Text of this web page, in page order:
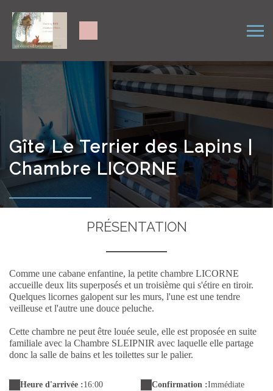
Gîte Le Terrier des Lapins |
Chambre LICORNE
PRÉSENTATION
Comme une cabane enfantine, la petite chambre LICORNE
accueille deux lits superposés et un troisième qui s'étire en tiroir.
Quelques licornes galopent sur les murs, l'une est une tendre
veilleuse et l'autre une douce peluche.
Cette chambre ne peut être louée seule, elle est proposée en suite
familiale avec la Chambre SLEIPNIR avec laquelle elle partage
donc la salle de bains et les toilettes sur le palier.
Heure d'arrivée :16:00
Confirmation :Immédiate